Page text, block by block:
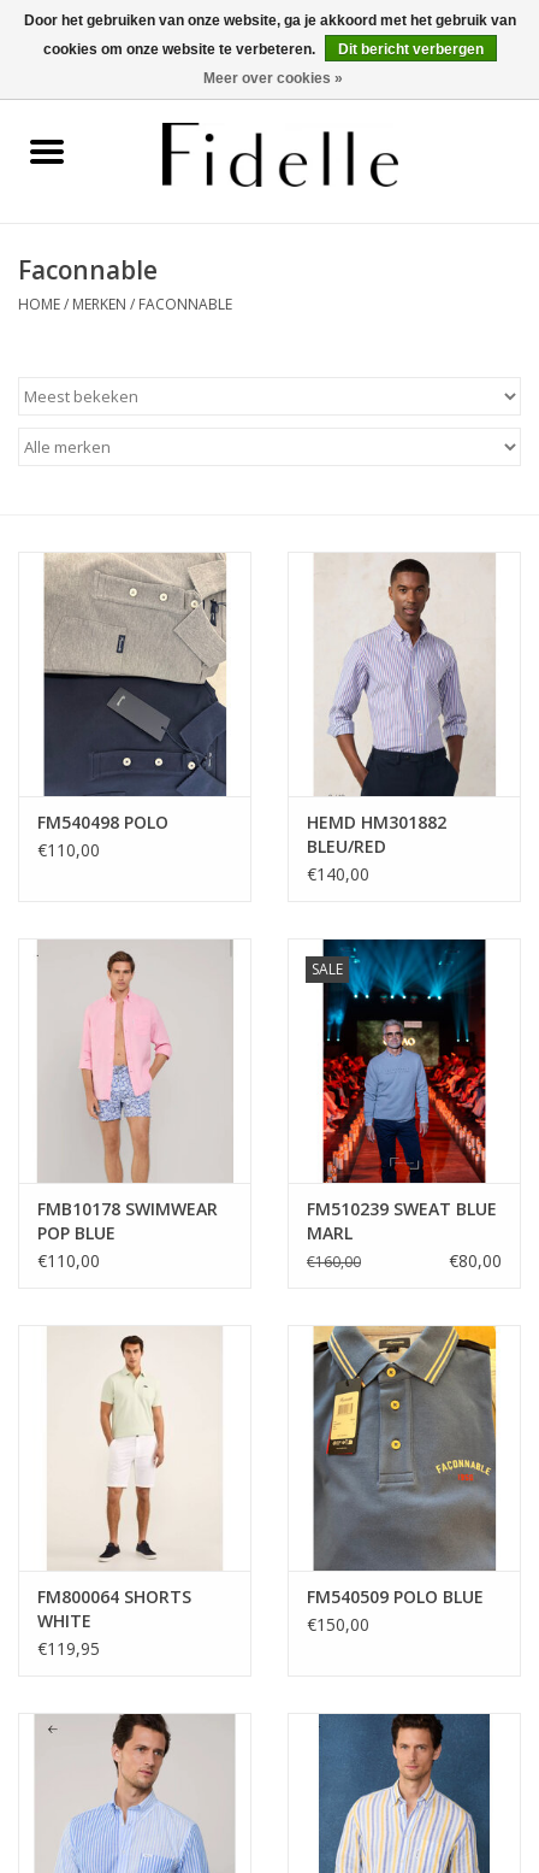
0 Artikelen - €0,00
OUTLET
Merken
Faconnable
HOME/ MERKEN / FACONNABLE
FM540498 POLO
€110,00
HEMD HM301882
BLEU/RED
€140,00
FMB10178 SWIMWEAR
POP BLUE
€110,00
SALE
FM510239 SWEAT BLUE
MARL
€160,00 €80,00
FM800064 SHORTS
WHITE
€119,95
FM540509 POLO BLUE
€150,00
Door het gebruiken van onze website, ga je akkoord met het gebruik van
cookies om onze website te verbeteren.
Dit bericht verbergen
Meer over cookies »